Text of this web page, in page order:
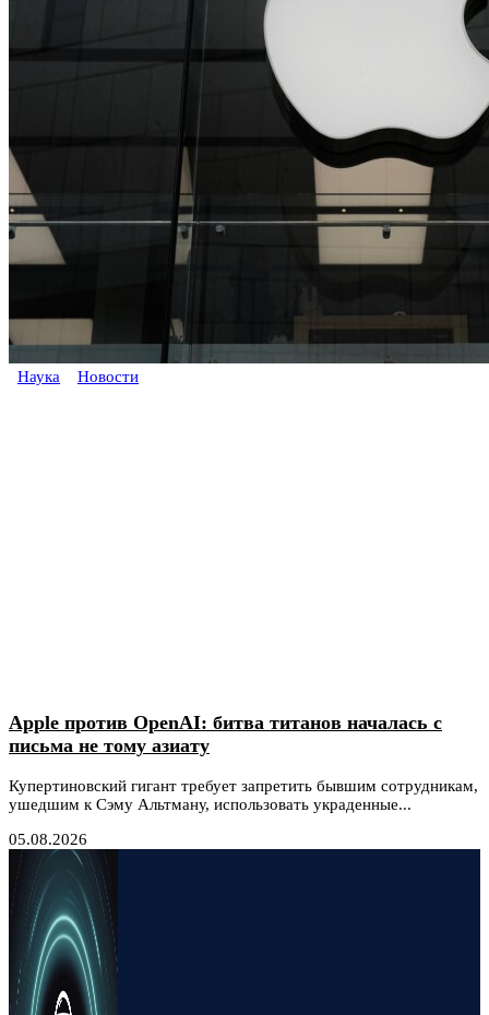
Наука Новости
Apple против OpenAI: битва титанов началась с
письма не тому азиату
Купертиновский гигант требует запретить бывшим сотрудникам,
ушедшим к Сэму Альтману, использовать украденные...
05.08.2026